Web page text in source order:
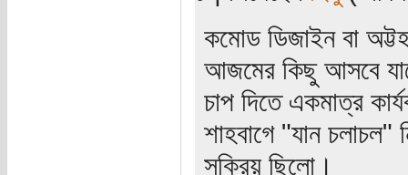
কমোড ডিজাইন বা
আজমের কিছু আসবে
চাপ দিতে একমাত্র
শাহবাগে "যান চলাচল"
সক্রিয় ছিলো।